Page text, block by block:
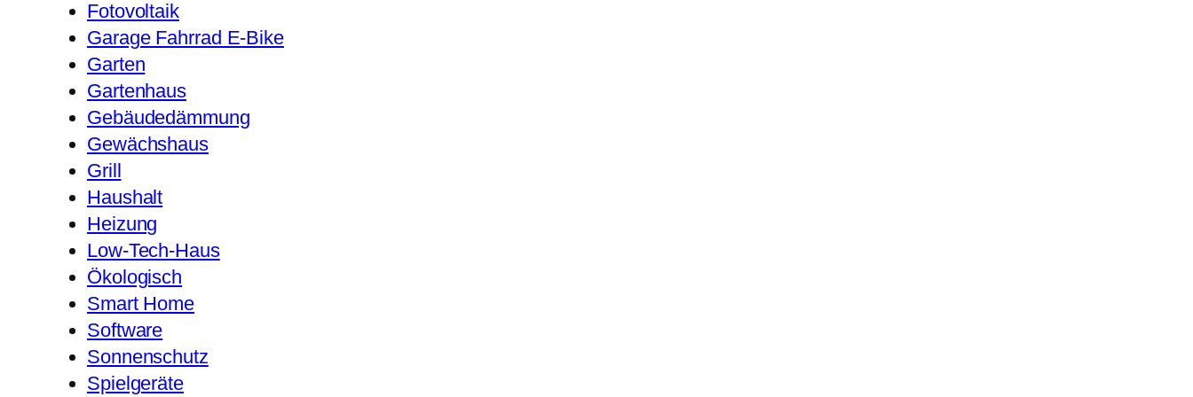
Fotovoltaik
Garage Fahrrad E-Bike
Garten
Gartenhaus
Gebäudedämmung
Gewächshaus
Grill
Haushalt
Heizung
Low-Tech-Haus
Ökologisch
Smart Home
Software
Sonnenschutz
Spielgeräte